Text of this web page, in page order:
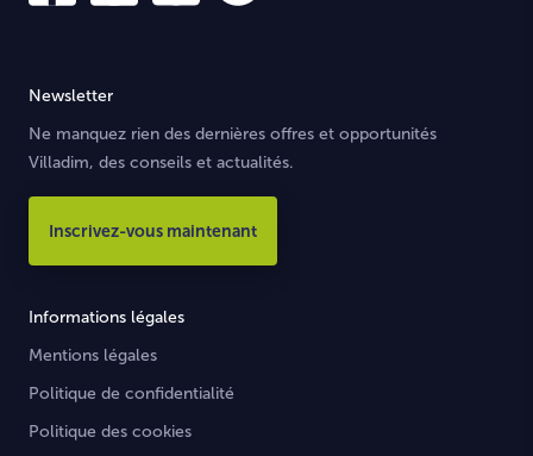
Informations légales
Mentions légales
Politique de confidentialité
Politique des cookies
Newsletter
Ne manquez rien des dernières offres et opportunités
Villadim, des conseils et actualités.
Inscrivez-vous maintenant